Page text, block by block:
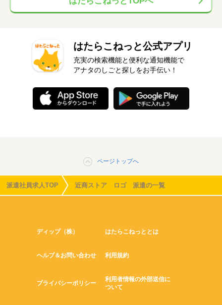
はたらこねっと公式アプリ
充実の検索機能と便利な通知機能で
アナタのしごと探しをお手伝い！
ページトップへ
派遣社員求人TOP 近商ストア ロゴ 派遣の一覧
ディップ（株） はたらこねっととは
ヘルプ＆お問い合わせ 利用規約
プライバシーポリシー
利用者情報の外部送信に
ついて